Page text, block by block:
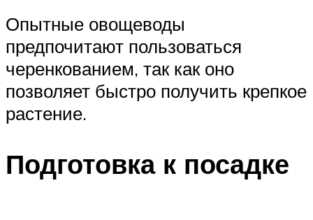
Опытные овощеводы
предпочитают пользоваться
черенкованием, так как оно
позволяет быстро получить крепкое
растение.
Подготовка к посадке